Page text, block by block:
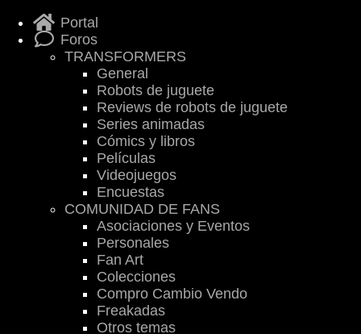
Portal
Foros
TRANSFORMERS
General
Robots de juguete
Reviews de robots de juguete
Series animadas
Cómics y libros
Películas
Videojuegos
Encuestas
COMUNIDAD DE FANS
Asociaciones y Eventos
Personales
Fan Art
Colecciones
Compro Cambio Vendo
Freakadas
Otros temas